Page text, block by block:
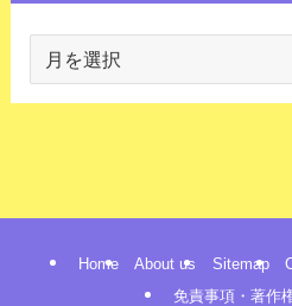
カ
Home About us Sitemap
免責事項・著作